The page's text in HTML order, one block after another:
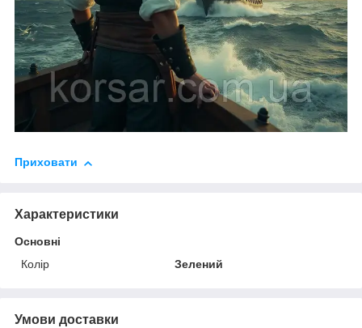
Приховати
Характеристики
Основні
Колір
Зелений
Умови доставки